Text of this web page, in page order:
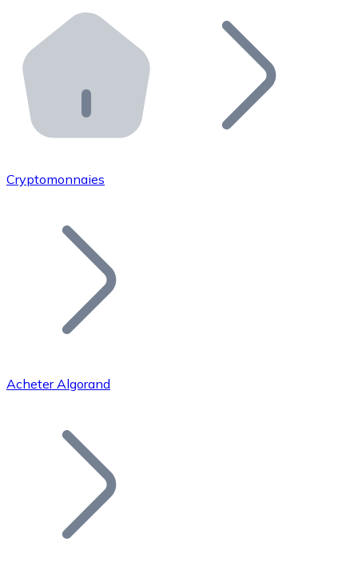
Distributeurs automatiques Bitnovo
Intégrez un ATM Bitnovo dans votre entreprise et
API Bitnovo
Intégrez notre API dans votre écosystème.
Rejoignez notre réseau de distributeurs et
Ajoutez le token de votre projet à notre service
Bitcoin
Cryptomonnaies
Acheter Algorand